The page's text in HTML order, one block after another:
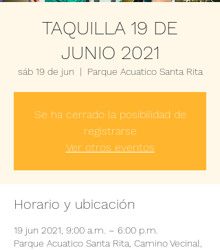
TAQUILLA 19 DE
JUNIO 2021
sáb 19 de jun
  |
Parque Acuatico Santa Rita
Se ha cerrado la posibilidad de
registrarse
Ver otros eventos
Horario y ubicación
19 jun 2021, 9:00 a.m. – 6:00 p.m.
Parque Acuatico Santa Rita, Camino Vecinal,